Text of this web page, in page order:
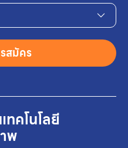
ทคโนโลยี
พ
สมัคร